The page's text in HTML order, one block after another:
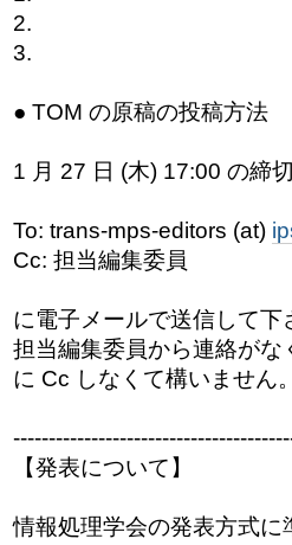
2.
3.
● TOM の原稿の投稿方法
1 月 27 日 (木) 17:00 の締
To: trans-mps-editors (at)
Cc: 担当編集委員
に電子メールで送信して下
担当編集委員から連絡が
に Cc しなくて構いません。
------------------------------
【発表について】
情報処理学会の発表方式に